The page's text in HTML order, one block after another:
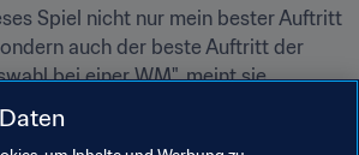
Spiel nicht nur mein bester Auftritt
auch der beste Auftritt der
bei einer WM", meint sie
schiebt sie noch nach: "Das
als wir das Finale gegen